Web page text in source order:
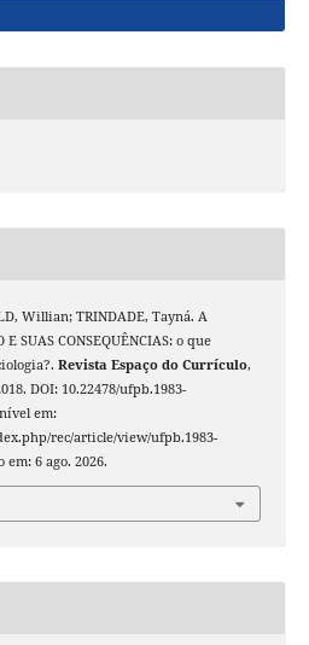
Willian; TRINDADE, Tayná. A
E SUAS CONSEQUÊNCIAS: o que
Revista Espaço do Currículo,
DOI: 10.22478/ufpb.1983-
em:
rec/article/view/ufpb.1983-
em: 6 ago. 2026.